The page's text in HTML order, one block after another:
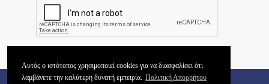
Αυτός ο ιστότοπος χρησιμοποιεί cookies για να διασφαλίσει ότι
λαμβάνετε την καλύτερη δυνατή εμπειρία. Πολιτική Απορρήτου